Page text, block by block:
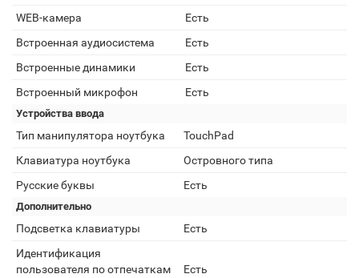
WEB-камера
Есть
Встроенная аудиосистема
Есть
Встроенные динамики
Есть
Встроенный микрофон
Есть
Устройства ввода
Тип манипулятора ноутбука
TouchPad
Клавиатура ноутбука
Островного типа
Русские буквы
Есть
Дополнительно
Подсветка клавиатуры
Есть
Идентификация
пользователя по отпечаткам
Есть